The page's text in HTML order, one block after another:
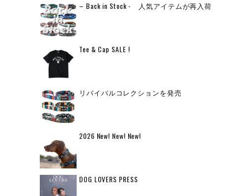
– Back in Stock - 人気アイテムが再入荷
Tee & Cap SALE !
リバイバルコレクションを発売
2026 New! New! New!
DOG LOVERS PRESS